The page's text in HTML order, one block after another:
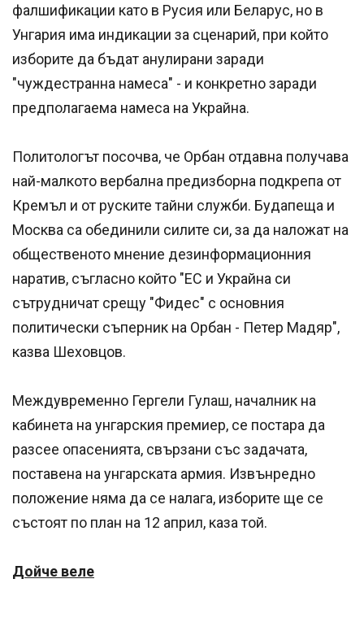
фалшификации като в Русия или Беларус, но в
Унгария има индикации за сценарий, при който
изборите да бъдат анулирани заради
"чуждестранна намеса" - и конкретно заради
предполагаема намеса на Украйна.
Политологът посочва, че Орбан отдавна получава
най-малкото вербална предизборна подкрепа от
Кремъл и от руските тайни служби. Будапеща и
Москва са обединили силите си, за да наложат на
общественото мнение дезинформационния
наратив, съгласно който "ЕС и Украйна си
сътрудничат срещу "Фидес" с основния
политически съперник на Орбан - Петер Мадяр",
казва Шеховцов.
Междувременно Гергели Гулаш, началник на
кабинета на унгарския премиер, се постара да
разсее опасенията, свързани със задачата,
поставена на унгарската армия. Извънредно
положение няма да се налага, изборите ще се
състоят по план на 12 април, каза той.
Дойче веле